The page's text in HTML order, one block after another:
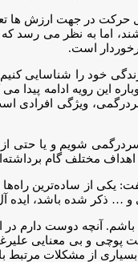
در جهت ارزش ها
اما به نظر می رسد
است.
خود را شناسایی
این رویه ادامه پیدا
ویژگی افرادی
شویم و یا حتی
مختلف گام
از ساده‌ترین
و … ذکر شده باشد،
آنچه دوست دارم
و بی معنایی
از مشکلات مرتبط